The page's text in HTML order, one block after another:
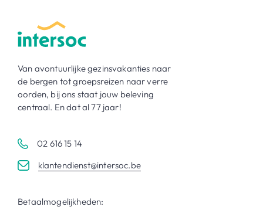
Van avontuurlijke gezinsvakanties naar
de bergen tot groepsreizen naar verre
oorden, bij ons staat jouw beleving
centraal. En dat al 77 jaar!
02 616 15 14
klantendienst@intersoc.be
Betaalmogelijkheden: